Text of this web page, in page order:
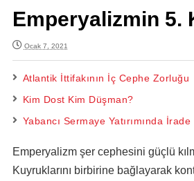
Emperyalizmin 5.
Ocak 7, 2021
Atlantik İttifakının İç Cephe Zorluğu
Kim Dost Kim Düşman?
Yabancı Sermaye Yatırımında
Emperyalizm şer cephesini güçlü
Kuyruklarını birbirine bağlayarak